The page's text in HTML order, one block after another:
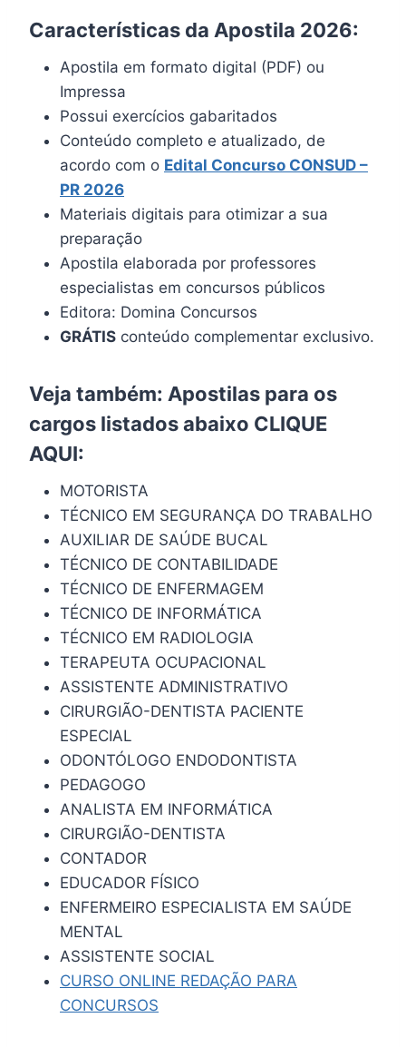
Características da Apostila 2026:
Apostila em formato digital (PDF) ou
Impressa
Possui exercícios gabaritados
Conteúdo completo e atualizado, de
acordo com o Edital Concurso CONSUD –
PR 2026
Materiais digitais para otimizar a sua
preparação
Apostila elaborada por professores
especialistas em concursos públicos
Editora: Domina Concursos
GRÁTIS conteúdo complementar exclusivo.
Veja também: Apostilas para os
cargos listados abaixo CLIQUE
AQUI:
MOTORISTA
TÉCNICO EM SEGURANÇA DO TRABALHO
AUXILIAR DE SAÚDE BUCAL
TÉCNICO DE CONTABILIDADE
TÉCNICO DE ENFERMAGEM
TÉCNICO DE INFORMÁTICA
TÉCNICO EM RADIOLOGIA
TERAPEUTA OCUPACIONAL
ASSISTENTE ADMINISTRATIVO
CIRURGIÃO-DENTISTA PACIENTE
ESPECIAL
ODONTÓLOGO ENDODONTISTA
PEDAGOGO
ANALISTA EM INFORMÁTICA
CIRURGIÃO-DENTISTA
CONTADOR
EDUCADOR FÍSICO
ENFERMEIRO ESPECIALISTA EM SAÚDE
MENTAL
ASSISTENTE SOCIAL
CURSO ONLINE REDAÇÃO PARA
CONCURSOS